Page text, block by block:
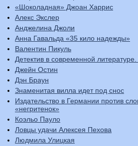
«Шоколадная» Джоан Харрис
Алекс Экслер
Анджелина Джоли
Анна Гавальда «35 кило надежды»
Валентин Пикуль
Детектив в современной
Джейн Остин
Дэн Браун
Знаменитая вилла идет под снос
Издательство в Германии против
«негритенок»
Коэльо Пауло
Ловцы удачи Алексея Пехова
Людмила Улицкая